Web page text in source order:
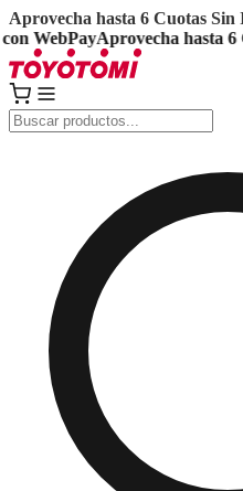
Aprovecha hasta 6 Cuotas Sin
WebPayAprovecha hasta 6